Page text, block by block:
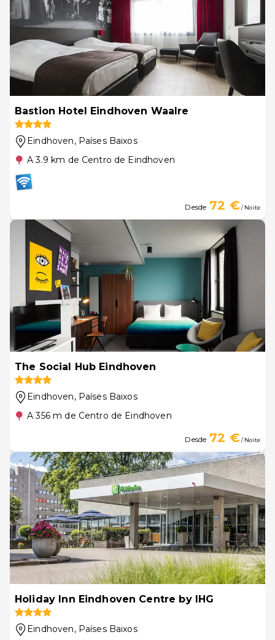
Bastion Hotel Eindhoven Waalre
Eindhoven, Países Baixos
A 3.9 km de Centro de Eindhoven
Desde 72 €/ Noite
The Social Hub Eindhoven
Eindhoven, Países Baixos
A 356 m de Centro de Eindhoven
Desde 72 €/ Noite
Holiday Inn Eindhoven Centre by IHG
Eindhoven, Países Baixos